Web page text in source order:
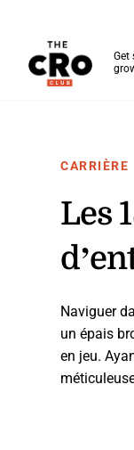
Get
CARRIÈRE
Les
Naviguer
un épais
en jeu.